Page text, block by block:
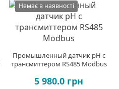
Немає в наявності
Промышленный датчик pH с
трансмиттером RS485 Modbus
5 980.0 грн